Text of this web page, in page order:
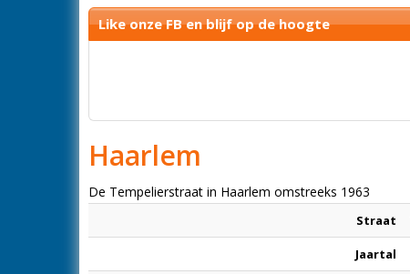
Like onze FB en blijf op de hoogte
Haarlem
De Tempelierstraat in Haarlem omstreeks 1963
Straat
Jaartal